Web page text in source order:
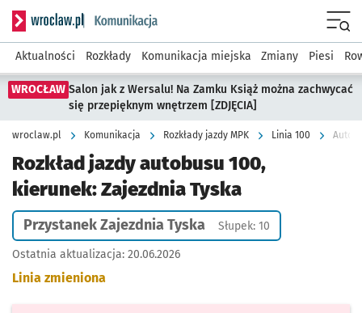
Serwis informacyjny wroclaw.pl podserwis: Komunikacja
Aktualności Rozkłady Komunikacja miejska Zmiany Piesi
WROCŁAW Salon jak z Wersalu! Na Zamku Książ można zachwycać
się przepięknym wnętrzem [ZDJĘCIA]
wroclaw.pl Komunikacja Rozkłady jazdy MPK Linia 100
Rozkład jazdy autobusu 100,
kierunek: Zajezdnia Tyska
Przystanek Zajezdnia Tyska Słupek: 10
Ostatnia aktualizacja: 20.06.2026
Linia zmieniona